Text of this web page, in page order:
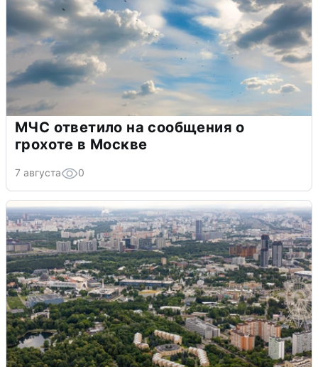
МЧС ответило на сообщения о
грохоте в Москве
7 августа 0